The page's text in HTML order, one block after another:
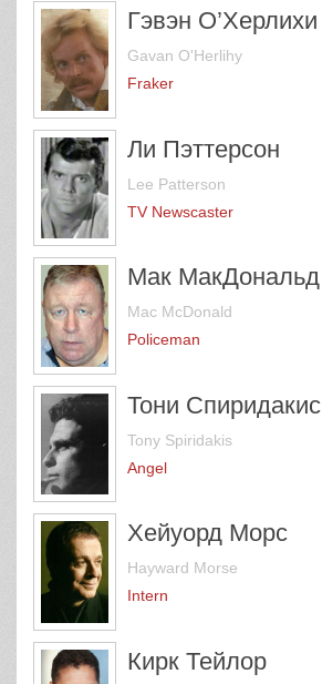
Гэвэн О’Херлихи
Gavan O'Herlihy
Fraker
Ли Пэттерсон
Lee Patterson
TV Newscaster
Мак МакДональд
Mac McDonald
Policeman
Тони Спиридакис
Tony Spiridakis
Angel
Хейуорд Морс
Hayward Morse
Intern
Кирк Тейлор